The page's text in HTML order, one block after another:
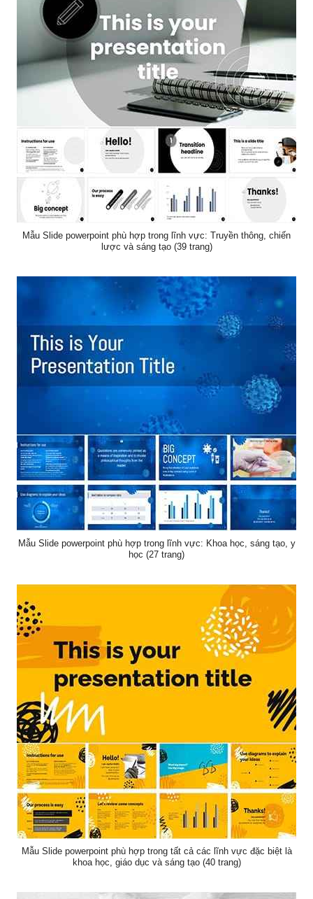
Mẫu Slide powerpoint phù hợp trong lĩnh vực: Truyền thông, chiến
lược và sáng tạo (39 trang)
Mẫu Slide powerpoint phù hợp trong lĩnh vực: Khoa học, sáng tạo, y
học (27 trang)
Mẫu Slide powerpoint phù hợp trong tất cả các lĩnh vực đặc biệt là
khoa học, giáo dục và sáng tạo (40 trang)